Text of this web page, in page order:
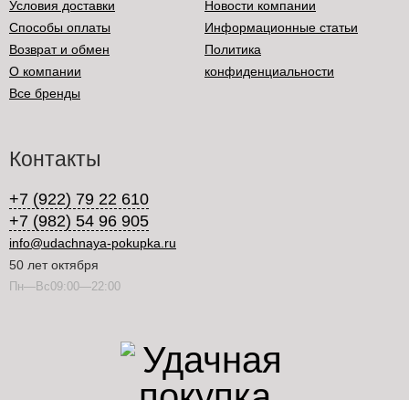
Условия доставки
Способы оплаты
Возврат и обмен
О компании
Все бренды
Новости компании
Информационные статьи
Политика
конфиденциальности
Контакты
+7 (922) 79 22 610
+7 (982) 54 96 905
info@udachnaya-pokupka.ru
50 лет октября
Пн—Вс09:00—22:00